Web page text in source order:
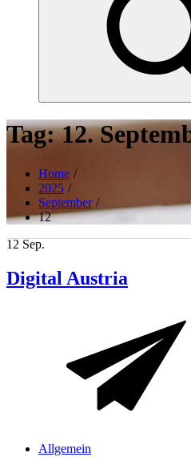
Tag:12.
Home
2025
September
12
12 Sep.
Digital Austria
Allgemein